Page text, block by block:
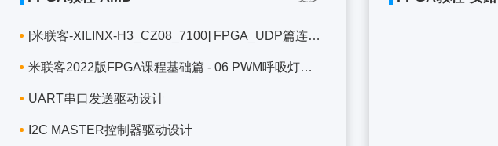
[米联客-XILINX-H3_CZ08_7100] FPGA_UDP篇连载-0
米联客2022版FPGA课程基础篇 - 06 PWM呼吸灯实验
UART串口发送驱动设计
I2C MASTER控制器驱动设计